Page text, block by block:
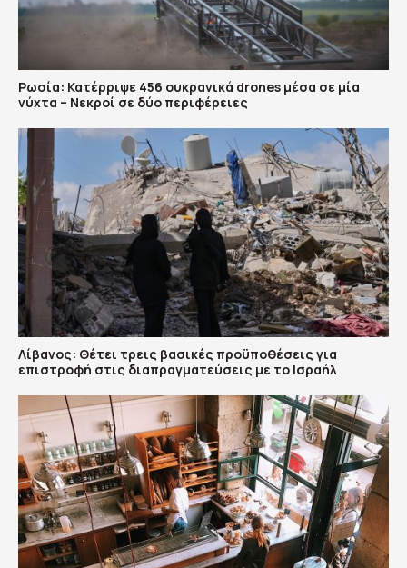
Ρωσία: Κατέρριψε 456 ουκρανικά drones μέσα σε μία
νύχτα – Νεκροί σε δύο περιφέρειες
Λίβανος: Θέτει τρεις βασικές προϋποθέσεις για
επιστροφή στις διαπραγματεύσεις με το Ισραήλ